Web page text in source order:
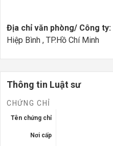
Địa chỉ văn phòng/ Công ty:
Hiệp Bình , TP.Hồ Chí Minh
Thông tin Luật sư
CHỨNG CHỈ
Tên chứng chỉ
Nơi cấp